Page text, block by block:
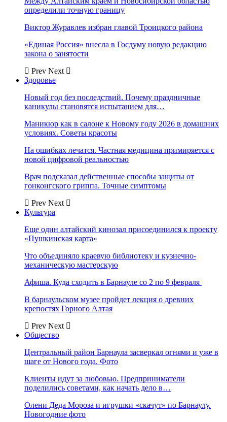
определили точную границу
Виктор Журавлев избран главой Троицкого района
«Единая Россия» внесла в Госдуму новую редакцию
закона о занятости
Prev Next
Здоровье
Новый год без последствий. Почему праздничные
каникулы становятся испытанием для…
Маникюр как в салоне к Новому году 2026 в домашних
условиях. Советы красоты
На ошибках лечатся. Частная медицина примиряется с
новой цифровой реальностью
Врач подсказал действенные способы защиты от
гонконгского гриппа. Точные симптомы
Prev Next
Культура
Еще один алтайский кинозал присоединился к проекту
«Пушкинская карта»
Что объединяло краевую библиотеку и кузнечно-
механическую мастерскую
Афиша. Куда сходить в Барнауле со 2 по 9 февраля
В барнаульском музее пройдет лекция о древних
крепостях Горного Алтая
Prev Next
Общество
Центральный район Барнаула засверкал огнями и уже в
шаге от Нового года. Фото
Клиенты идут за любовью. Предприниматели
поделились советами, как начать дело в…
Олени Деда Мороза и игрушки «скачут» по Барнаулу.
Новогодние фото